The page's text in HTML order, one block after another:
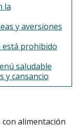
la
y aversiones
está prohibido
saludable
y cansancio
alimentación